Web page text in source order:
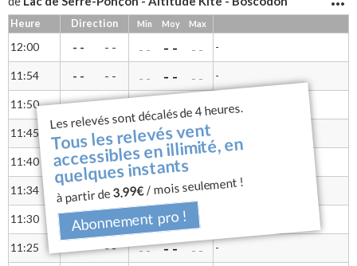
(vitesse du vent moyen en nds, vent mini, vent maxi, rafales et
direction du vent) sous forme de tableau pour une lecture
différente
Notre anémomètre à coupelles
Lac de Serre-Ponçon -
Altitude Kite - Boscodon
girouette permet d'avoir la direction.
Les relevés sont décalés de 4 heures.
Tous les relevés vent
accessibles en illimité, en
quelques instants
à partir de3.99€/ mois seulement !
Abonnement pro !
Heure Direction Min Moy Max
12:00 - - - - - - - - - - -
11:54 - - - - - - - - - - -
11:50 - - - - - - - -
11:45 - - - - - - - -
11:40 - - - - - - - -
11:34 - - - - - - - - - - -
11:30 - - - - - - - - - -
11:25 - - - - - - - - - - -